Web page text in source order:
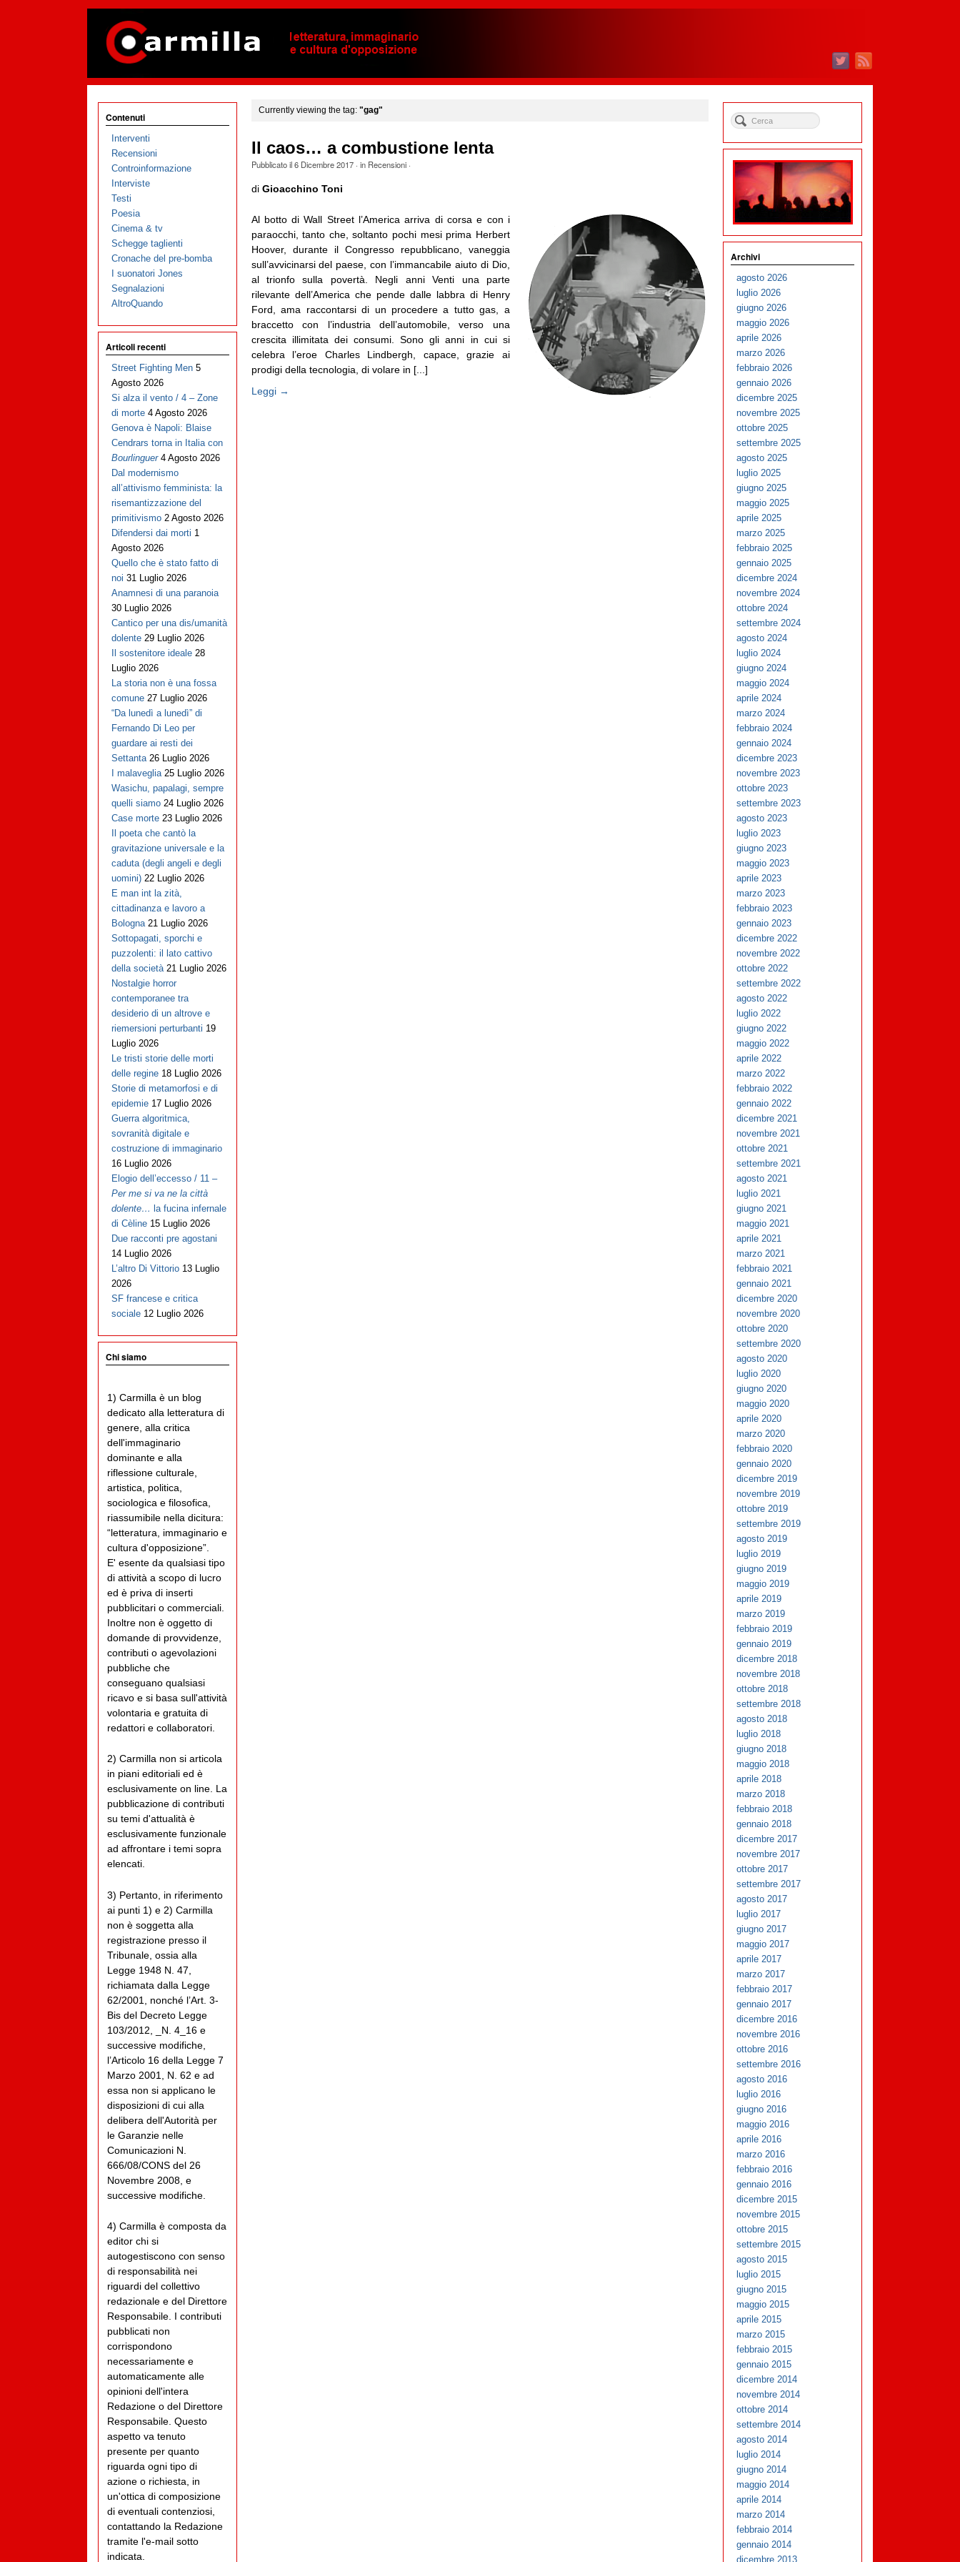
Currently viewing the tag: "gag"
Il caos… a combustione lenta
Pubblicato il6 Dicembre 2017· in Recensioni·
di Gioacchino Toni
Al botto di Wall Street l’America arriva di corsa e con i
paraocchi, tanto che, soltanto pochi mesi prima Herbert
Hoover, durante il Congresso repubblicano, vaneggia
sull’avvicinarsi del paese, con l’immancabile aiuto di Dio,
al trionfo sulla povertà. Negli anni Venti una parte
rilevante dell’America che pende dalle labbra di Henry
Ford, ama raccontarsi di un procedere a tutto gas, a
braccetto con l’industria dell’automobile, verso una
crescita illimitata dei consumi. Sono gli anni in cui si
celebra l’eroe Charles Lindbergh, capace, grazie ai
prodigi della tecnologia, di volare in [...]
Leggi →
Contenuti
Interventi
Recensioni
Controinformazione
Interviste
Testi
Poesia
Cinema & tv
Schegge taglienti
Cronache del pre-bomba
I suonatori Jones
Segnalazioni
AltroQuando
Articoli recenti
Street Fighting Men 5
Agosto 2026
Si alza il vento / 4 – Zone
di morte 4 Agosto 2026
Genova è Napoli: Blaise
Cendrars torna in Italia con
Bourlinguer 4 Agosto 2026
Dal modernismo
all’attivismo femminista: la
risemantizzazione del
primitivismo 2 Agosto 2026
Difendersi dai morti 1
Agosto 2026
Quello che è stato fatto di
noi 31 Luglio 2026
Anamnesi di una paranoia
30 Luglio 2026
Cantico per una dis/umanità
dolente 29 Luglio 2026
Il sostenitore ideale 28
Luglio 2026
La storia non è una fossa
comune 27 Luglio 2026
“Da lunedì a lunedì” di
Fernando Di Leo per
guardare ai resti dei
Settanta 26 Luglio 2026
I malaveglia 25 Luglio 2026
Wasichu, papalagi, sempre
quelli siamo 24 Luglio 2026
Case morte 23 Luglio 2026
Il poeta che cantò la
gravitazione universale e la
caduta (degli angeli e degli
uomini) 22 Luglio 2026
E man int la zità,
cittadinanza e lavoro a
Bologna 21 Luglio 2026
Sottopagati, sporchi e
puzzolenti: il lato cattivo
della società 21 Luglio 2026
Nostalgie horror
contemporanee tra
desiderio di un altrove e
riemersioni perturbanti 19
Luglio 2026
Le tristi storie delle morti
delle regine 18 Luglio 2026
Storie di metamorfosi e di
epidemie 17 Luglio 2026
Guerra algoritmica,
sovranità digitale e
costruzione di immaginario
16 Luglio 2026
Elogio dell’eccesso / 11 –
Per me si va ne la città
dolente… la fucina infernale
di Cèline 15 Luglio 2026
Due racconti pre agostani
14 Luglio 2026
L’altro Di Vittorio 13 Luglio
2026
SF francese e critica
sociale 12 Luglio 2026
Chi siamo
1) Carmilla è un blog
dedicato alla letteratura di
genere, alla critica
dell'immaginario
dominante e alla
riflessione culturale,
artistica, politica,
sociologica e filosofica,
riassumibile nella dicitura:
“letteratura, immaginario e
cultura d'opposizione”.
E' esente da qualsiasi tipo
di attività a scopo di lucro
ed è priva di inserti
pubblicitari o commerciali.
Inoltre non è oggetto di
domande di provvidenze,
contributi o agevolazioni
pubbliche che
conseguano qualsiasi
ricavo e si basa sull'attività
volontaria e gratuita di
redattori e collaboratori.
2) Carmilla non si articola
in piani editoriali ed è
esclusivamente on line. La
pubblicazione di contributi
su temi d'attualità è
esclusivamente funzionale
ad affrontare i temi sopra
elencati.
3) Pertanto, in riferimento
ai punti 1) e 2) Carmilla
non è soggetta alla
registrazione presso il
Tribunale, ossia alla
Legge 1948 N. 47,
richiamata dalla Legge
62/2001, nonché l’Art. 3-
Bis del Decreto Legge
103/2012, _N. 4_16 e
successive modifiche,
l’Articolo 16 della Legge 7
Marzo 2001, N. 62 e ad
essa non si applicano le
disposizioni di cui alla
delibera dell'Autorità per
le Garanzie nelle
Comunicazioni N.
666/08/CONS del 26
Novembre 2008, e
successive modifiche.
4) Carmilla è composta da
editor chi si
autogestiscono con senso
di responsabilità nei
riguardi del collettivo
redazionale e del Direttore
Responsabile. I contributi
pubblicati non
corrispondono
necessariamente e
automaticamente alle
opinioni dell'intera
Redazione o del Direttore
Responsabile. Questo
aspetto va tenuto
presente per quanto
riguarda ogni tipo di
azione o richiesta, in
un'ottica di composizione
di eventuali contenziosi,
contattando la Redazione
tramite l'e-mail sotto
indicata.
Archivi
agosto 2026
luglio 2026
giugno 2026
maggio 2026
aprile 2026
marzo 2026
febbraio 2026
gennaio 2026
dicembre 2025
novembre 2025
ottobre 2025
settembre 2025
agosto 2025
luglio 2025
giugno 2025
maggio 2025
aprile 2025
marzo 2025
febbraio 2025
gennaio 2025
dicembre 2024
novembre 2024
ottobre 2024
settembre 2024
agosto 2024
luglio 2024
giugno 2024
maggio 2024
aprile 2024
marzo 2024
febbraio 2024
gennaio 2024
dicembre 2023
novembre 2023
ottobre 2023
settembre 2023
agosto 2023
luglio 2023
giugno 2023
maggio 2023
aprile 2023
marzo 2023
febbraio 2023
gennaio 2023
dicembre 2022
novembre 2022
ottobre 2022
settembre 2022
agosto 2022
luglio 2022
giugno 2022
maggio 2022
aprile 2022
marzo 2022
febbraio 2022
gennaio 2022
dicembre 2021
novembre 2021
ottobre 2021
settembre 2021
agosto 2021
luglio 2021
giugno 2021
maggio 2021
aprile 2021
marzo 2021
febbraio 2021
gennaio 2021
dicembre 2020
novembre 2020
ottobre 2020
settembre 2020
agosto 2020
luglio 2020
giugno 2020
maggio 2020
aprile 2020
marzo 2020
febbraio 2020
gennaio 2020
dicembre 2019
novembre 2019
ottobre 2019
settembre 2019
agosto 2019
luglio 2019
giugno 2019
maggio 2019
aprile 2019
marzo 2019
febbraio 2019
gennaio 2019
dicembre 2018
novembre 2018
ottobre 2018
settembre 2018
agosto 2018
luglio 2018
giugno 2018
maggio 2018
aprile 2018
marzo 2018
febbraio 2018
gennaio 2018
dicembre 2017
novembre 2017
ottobre 2017
settembre 2017
agosto 2017
luglio 2017
giugno 2017
maggio 2017
aprile 2017
marzo 2017
febbraio 2017
gennaio 2017
dicembre 2016
novembre 2016
ottobre 2016
settembre 2016
agosto 2016
luglio 2016
giugno 2016
maggio 2016
aprile 2016
marzo 2016
febbraio 2016
gennaio 2016
dicembre 2015
novembre 2015
ottobre 2015
settembre 2015
agosto 2015
luglio 2015
giugno 2015
maggio 2015
aprile 2015
marzo 2015
febbraio 2015
gennaio 2015
dicembre 2014
novembre 2014
ottobre 2014
settembre 2014
agosto 2014
luglio 2014
giugno 2014
maggio 2014
aprile 2014
marzo 2014
febbraio 2014
gennaio 2014
dicembre 2013